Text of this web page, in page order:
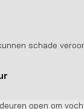
schade
open om